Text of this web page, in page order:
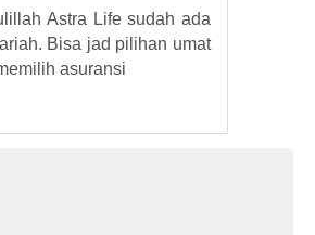
Astra Life sudah ada
Bisa jad pilihan umat
asuransi